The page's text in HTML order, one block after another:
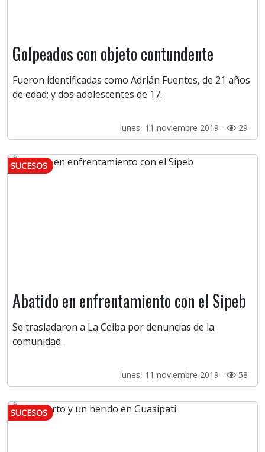
Golpeados con objeto contundente
Fueron identificadas como Adrián Fuentes, de 21 años
de edad; y dos adolescentes de 17.
lunes, 11 noviembre 2019 - 29
SUCESOS
Abatido en enfrentamiento con el Sipeb
Se trasladaron a La Ceiba por denuncias de la
comunidad.
lunes, 11 noviembre 2019 - 58
SUCESOS